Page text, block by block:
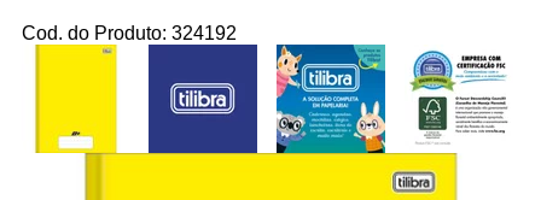
Cod. do Produto: 324192